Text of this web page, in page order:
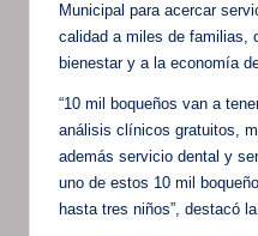
Municipal para acercar
calidad a miles de familias,
bienestar y a la economía
“10 mil boqueños van a
análisis clínicos gratuitos,
además servicio dental y
uno de estos 10 mil
hasta tres niños”, destacó